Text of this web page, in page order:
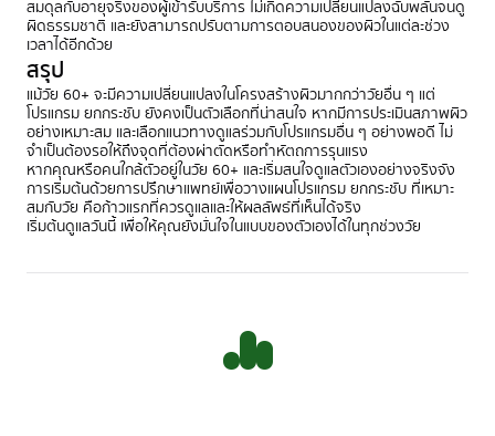
สมดุลกับอายุจริงของผู้เข้ารับบริการ ไม่เกิดความเปลี่ยนแปลงฉับพลันจนดู
ผิดธรรมชาติ และยังสามารถปรับตามการตอบสนองของผิวในแต่ละช่วง
เวลาได้อีกด้วย
สรุป
แม้วัย 60+ จะมีความเปลี่ยนแปลงในโครงสร้างผิวมากกว่าวัยอื่น ๆ แต่
โปรแกรม ยกกระชับ ยังคงเป็นตัวเลือกที่น่าสนใจ หากมีการประเมินสภาพผิว
อย่างเหมาะสม และเลือกแนวทางดูแลร่วมกับโปรแกรมอื่น ๆ อย่างพอดี ไม่
จำเป็นต้องรอให้ถึงจุดที่ต้องผ่าตัดหรือทำหัตถการรุนแรง
หากคุณหรือคนใกล้ตัวอยู่ในวัย 60+ และเริ่มสนใจดูแลตัวเองอย่างจริงจัง
การเริ่มต้นด้วยการปรึกษาแพทย์เพื่อวางแผนโปรแกรม ยกกระชับ ที่เหมาะ
สมกับวัย คือก้าวแรกที่ควรดูแลและให้ผลลัพธ์ที่เห็นได้จริง
เริ่มต้นดูแลวันนี้ เพื่อให้คุณยังมั่นใจในแบบของตัวเองได้ในทุกช่วงวัย